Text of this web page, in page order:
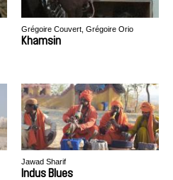
Grégoire Couvert, Grégoire Orio
Khamsin
Jawad Sharif
Indus Blues